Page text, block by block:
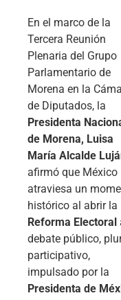
En el marco de la
Tercera Reunión
Plenaria del Grupo
Parlamentario de
Morena en la
de Diputados, la
Presidenta
de Morena, Luisa
María Alcalde
afirmó que México
atraviesa un
histórico al abrir la
Reforma Electoral
debate público,
participativo,
impulsado por la
Presidenta de